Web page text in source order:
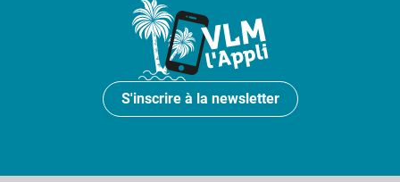
S'inscrire à la newsletter